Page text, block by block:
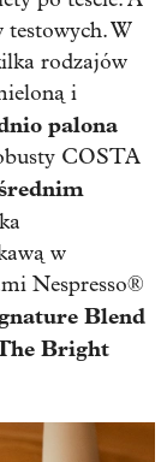
W
rodzajów
i
palona
COSTA
w
Nespresso®
Blend
Bright